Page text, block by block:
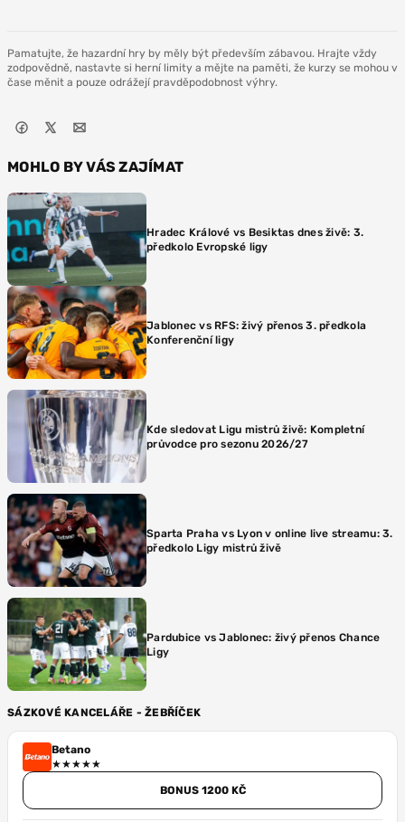
Pamatujte, že hazardní hry by měly být především zábavou. Hrajte vždy
zodpovědně, nastavte si herní limity a mějte na paměti, že kurzy se mohou v
čase měnit a pouze odrážejí pravděpodobnost výhry.
MOHLO BY VÁS ZAJÍMAT
Hradec Králové vs Besiktas dnes živě: 3.
předkolo Evropské ligy
Jablonec vs RFS: živý přenos 3. předkola
Konferenční ligy
Kde sledovat Ligu mistrů živě: Kompletní
průvodce pro sezonu 2026/27
Sparta Praha vs Lyon v online live streamu: 3.
předkolo Ligy mistrů živě
Pardubice vs Jablonec: živý přenos Chance
Ligy
SÁZKOVÉ KANCELÁŘE - ŽEBŘÍČEK
Betano
BONUS 1200 KČ